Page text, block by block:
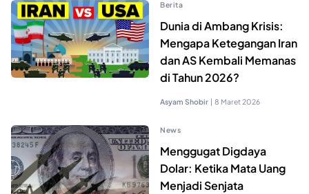
Berita
Dunia di Ambang Krisis:
Mengapa Ketegangan Iran
dan AS Kembali Memanas
di Tahun 2026?
Asyam Shobir | 8 Maret 2026
News
Menggugat Digdaya
Dolar: Ketika Mata Uang
Menjadi Senjata